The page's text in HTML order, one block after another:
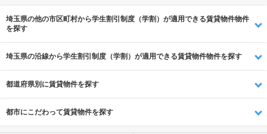
埼玉県の他の市区町村から学生割引制度（学割）が適用できる賃貸物件物件
を探す
埼玉県の沿線から学生割引制度（学割）が適用できる賃貸物件物件を探す
都道府県別に賃貸物件を探す
都市にこだわって賃貸物件を探す